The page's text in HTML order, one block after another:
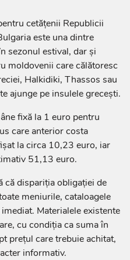
cetățenii Republicii
este una dintre
sezonul estival, dar și
moldovenii care călătoresc
Halkidiki, Thassos sau
ajunge pe insulele grecești.
fixă la 1 euro pentru
care anterior costa
la circa 10,23 euro, iar
51,13 euro.
că dispariția obligației de
meniurile, cataloagele
Materialele existente
cu condiția ca suma în
prețul care trebuie achitat,
informativ.